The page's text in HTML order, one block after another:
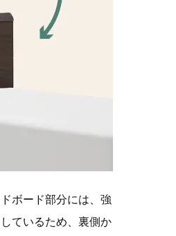
ボード部分には、強
ているため、裏側か